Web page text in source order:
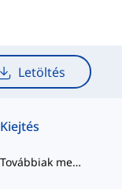
Letöltés
Kiejtés
Továbbiak megtekintése